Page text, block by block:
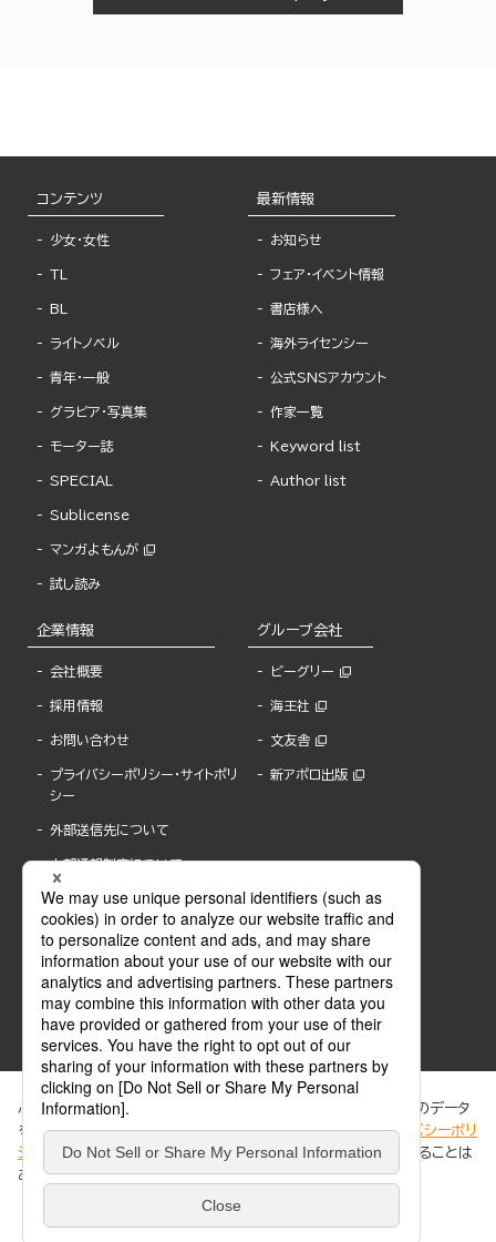
コンテンツ
少女・女性
TL
BL
ライトノベル
青年・一般
グラビア・写真集
モーター誌
SPECIAL
Sublicense
マンガよもんが
試し読み
最新情報
お知らせ
フェア・イベント情報
書店様へ
海外ライセンシー
公式SNSアカウント
作家一覧
Keyword list
Author list
企業情報
会社概要
採用情報
お問い合わせ
プライバシーポリシー・サイトポリ
シー
外部送信先について
内部通報制度について
グループ会社
ビーグリー
海王社
文友舎
新アポロ出版
ABJマークは、この電子書店・電子書籍配信サービスが、著作権者からコンテンツ使用許諾を
得た正規版配信サービスであることを示す登録商標(登録番号 第6091713号)です。
ABJマークの詳細、ABJマークを掲示しているサービスの一覧はこちら。
ぶんか社が運営するサイトでは、利便性向上のためにCookie等のデータ
を使用しています。 当社のCookieについての詳細は、「プライバシーポリ
シー
」をご覧ください。当サイトでは、訪問者の個人情報を追跡することは
ありません。